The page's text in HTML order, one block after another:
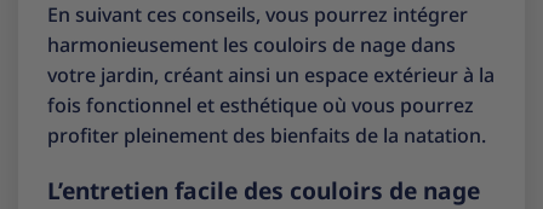
En suivant ces conseils, vous pourrez intégrer
harmonieusement les couloirs de nage dans
votre jardin, créant ainsi un espace extérieur à la
fois fonctionnel et esthétique où vous pourrez
profiter pleinement des bienfaits de la natation.
L’entretien facile des couloirs de nage